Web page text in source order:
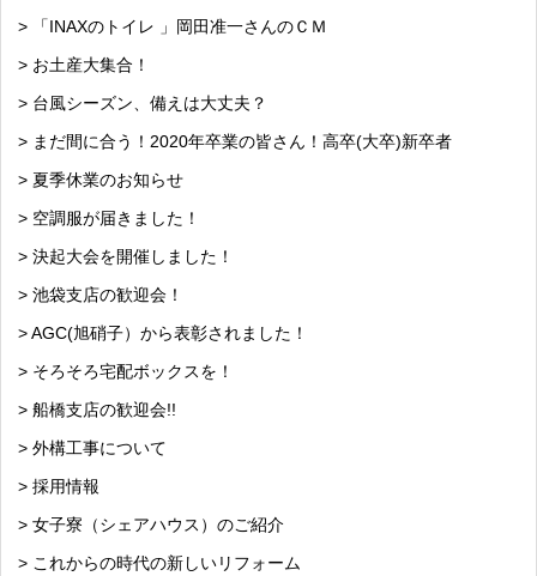
> 「INAXのトイレ 」岡田准一さんのＣＭ
> お土産大集合！
> 台風シーズン、備えは大丈夫？
> まだ間に合う！2020年卒業の皆さん！高卒(大卒)新卒者
> 夏季休業のお知らせ
> 空調服が届きました！
> 決起大会を開催しました！
> 池袋支店の歓迎会！
> AGC(旭硝子）から表彰されました！
> そろそろ宅配ボックスを！
> 船橋支店の歓迎会!!
> 外構工事について
> 採用情報
> 女子寮（シェアハウス）のご紹介
> これからの時代の新しいリフォーム